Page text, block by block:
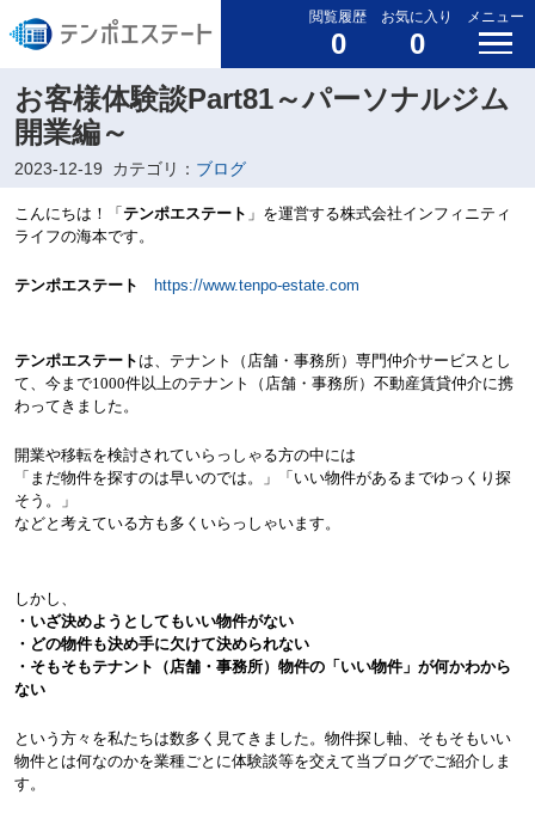
閲覧履歴
0
お気に入り
0
メニュー
お客様体験談Part81～パーソナルジム
開業編～
2023-12-19 カテゴリ： ブログ
こんにちは！「 テンポエステート 」を運営する株式会社インフィニティ
ライフの海本です。
テンポエステート https://www.tenpo-estate.com
テンポエステート は、テナント（店舗・事務所）専門仲介サービスとし
て、今まで1000件以上のテナント（店舗・事務所）不動産賃貸仲介に携
わってきました。
開業や移転を検討されていらっしゃる方の中には
「まだ物件を探すのは早いのでは。」「いい物件があるまでゆっくり探
そう。」
などと考えている方も多くいらっしゃいます。
しかし、
・いざ決めようとしてもいい物件がない
・どの物件も決め手に欠けて決められない
・そもそもテナント（店舗・事務所）物件の「いい物件」が何かわから
ない
という方々を私たちは数多く見てきました。物件探し軸、そもそもいい
物件とは何なのかを業種ごとに体験談等を交えて当ブログでご紹介しま
す。